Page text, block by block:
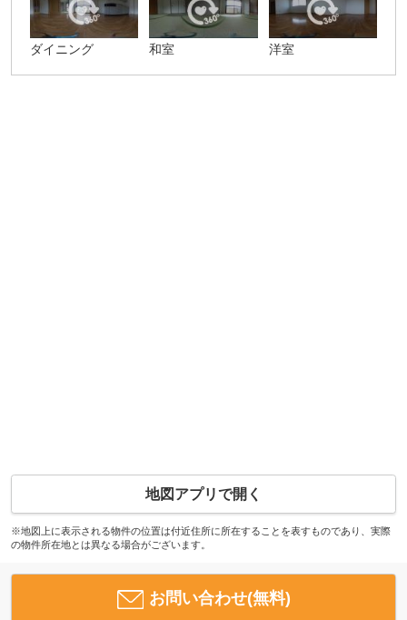
ダイニング 和室 洋室
地図アプリで開く
※地図上に表示される物件の位置は付近住所に所在することを表すものであり、実際
の物件所在地とは異なる場合がございます。
お問い合わせ(無料)